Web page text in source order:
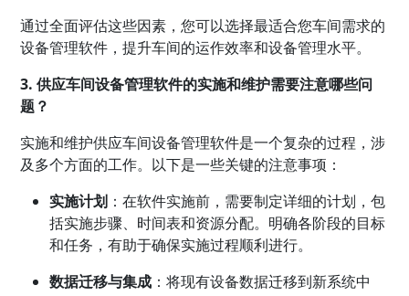
通过全面评估这些因素，您可以选择最适合您车间需求的
设备管理软件，提升车间的运作效率和设备管理水平。
3. 供应车间设备管理软件的实施和维护需要注意哪些问
题？
实施和维护供应车间设备管理软件是一个复杂的过程，涉
及多个方面的工作。以下是一些关键的注意事项：
实施计划 ：在软件实施前，需要制定详细的计划，包
括实施步骤、时间表和资源分配。明确各阶段的目标
和任务，有助于确保实施过程顺利进行。
数据迁移与集成 ：将现有设备数据迁移到新系统中